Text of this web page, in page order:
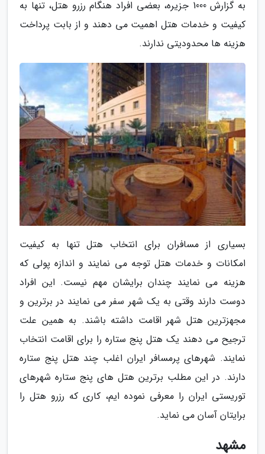
به گزارش 1000 جزیره، بعضی افراد هنگام رزرو هتل، تنها به
کیفیت و خدمات هتل اهمیت می دهند و از بابت پرداخت
هزینه ها محدودیتی ندارند.
بسیاری از مسافران برای انتخاب هتل تنها به کیفیت
امکانات و خدمات هتل توجه می نمایند و اندازه پولی که
هزینه می نمایند چندان برایشان مهم نیست. این افراد
دوست دارند وقتی به یک شهر سفر می نمایند در برترین و
مجهزترین هتل شهر اقامت داشته باشند. به همین علت
ترجیح می دهند یک هتل پنج ستاره را برای اقامت انتخاب
نمایند. شهرهای پرمسافر ایران اغلب چند هتل پنج ستاره
دارند. در این مطلب برترین هتل های پنج ستاره شهرهای
توریستی ایران را معرفی نموده ایم، کاری که رزرو هتل را
برایتان آسان می نماید.
مشهد